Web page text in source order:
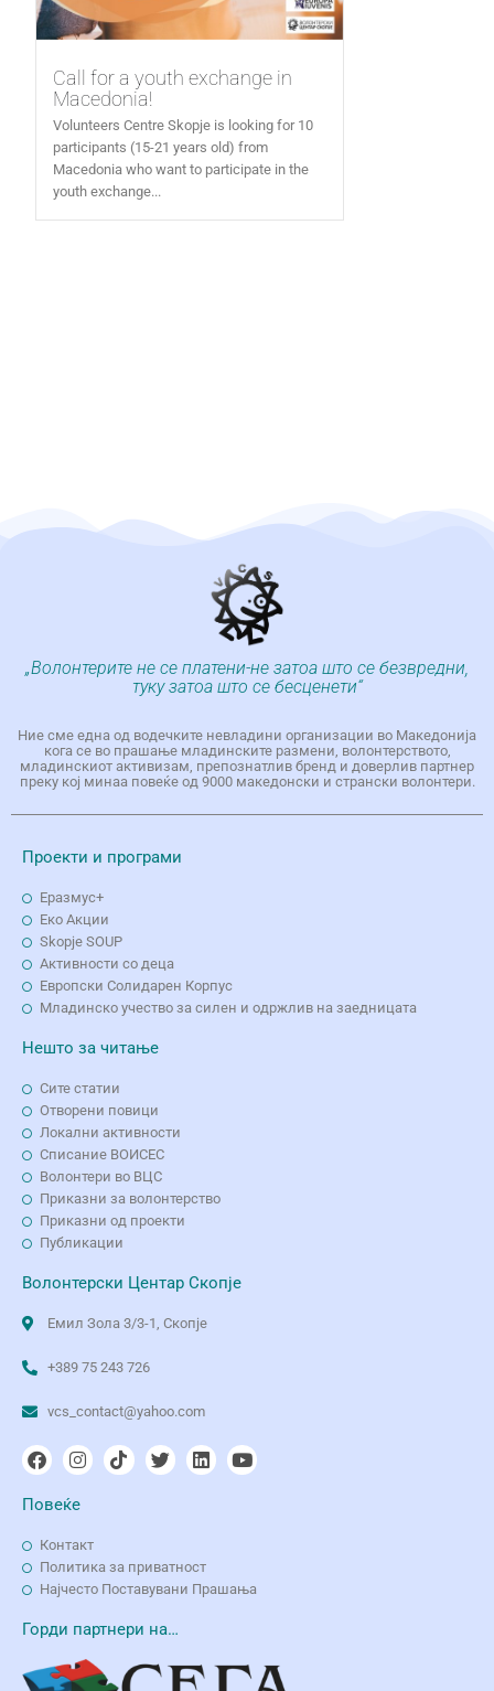
Call for a youth exchange in
Macedonia!
Volunteers Centre Skopje is looking for 10
participants (15-21 years old) from
Macedonia who want to participate in the
youth exchange...
„Волонтерите не се платени-не затоа што се безвредни,
туку затоа што се бесценети“
Ние сме една од водечките невладини организации во Македонија
кога се во прашање младинските размени, волонтерството,
младинскиот активизам, препознатлив бренд и доверлив партнер
преку кој минаа повеќе од 9000 македонски и странски волонтери.
Проекти и програми
Еразмус+
Еко Aкции
Skopje SOUP
Активности со деца
Европски Солидарен Корпус
Младинско учество за силен и одржлив на заедницата
Нешто за читање
Сите статии
Отворени повици
Локални активности
Списание ВОИСЕС
Волонтери во ВЦС
Приказни за волонтерство
Приказни од проекти
Публикации
Волонтерски Центар Скопје
Емил Зола 3/3-1, Скопје
+389 75 243 726
vcs_contact@yahoo.com
Повеќе
Контакт
Политика за приватност
Најчесто Поставувани Прашања
Горди партнери на…